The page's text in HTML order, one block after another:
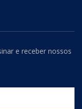
e receber nossos